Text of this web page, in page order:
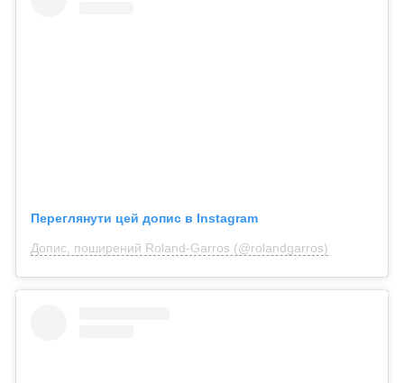
Переглянути цей допис в Instagram
Допис, поширений Roland-Garros (@rolandgarros)